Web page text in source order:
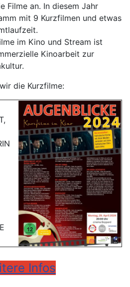
Filme an. In diesem Jahr
mit 9 Kurzfilmen und etwas
im Kino und Stream ist
Kinoarbeit zur
die Kurzfilme:
Infos